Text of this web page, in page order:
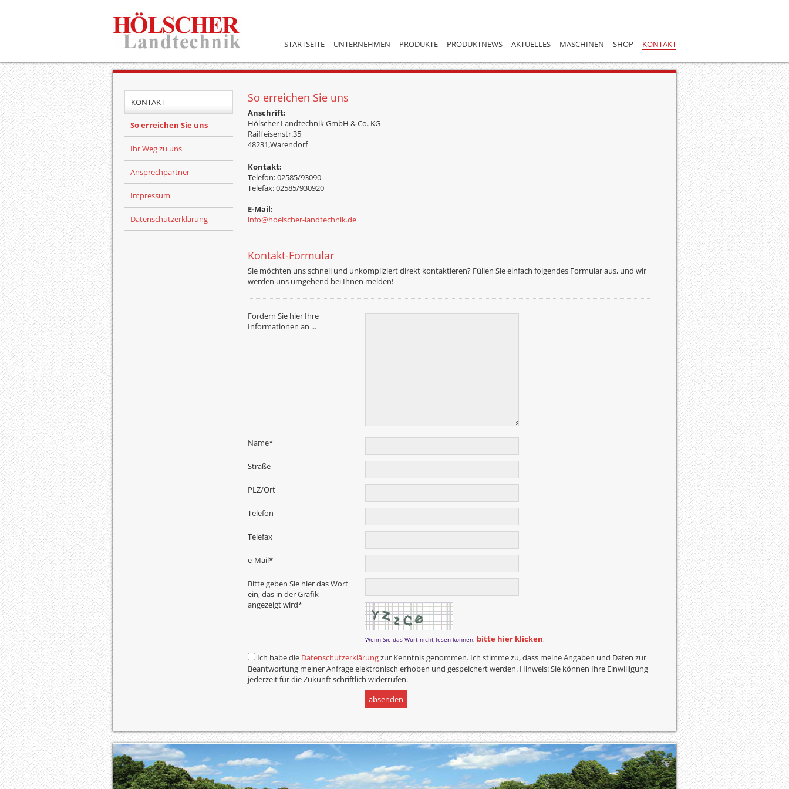
STARTSEITE UNTERNEHMEN PRODUKTE PRODUKTNEWS AKTUELLES MASCHINEN SHOP KONTAKT
So erreichen Sie uns
Anschrift:
Hölscher Landtechnik GmbH & Co. KG
Raiffeisenstr.35
48231,Warendorf
Kontakt:
Telefon: 02585/93090
Telefax: 02585/930920
E-Mail:
info@hoelscher-landtechnik.de
Kontakt-Formular
Sie möchten uns schnell und unkompliziert direkt kontaktieren? Füllen Sie einfach folgendes Formular aus, und wir
werden uns umgehend bei Ihnen melden!
Fordern Sie hier Ihre
Informationen an ...
Name*
Straße
PLZ/Ort
Telefon
Telefax
e-Mail*
Bitte geben Sie hier das Wort
ein, das in der Grafik
angezeigt wird*
Wenn Sie das Wort nicht lesen können, bitte hier klicken.
Ich habe die Datenschutzerklärungzur Kenntnis genommen. Ich stimme zu, dass meine Angaben und Daten zur
Beantwortung meiner Anfrage elektronisch erhoben und gespeichert werden. Hinweis: Sie können Ihre Einwilligung
jederzeit für die Zukunft schriftlich widerrufen.
KONTAKT
So erreichen Sie uns
Ihr Weg zu uns
Ansprechpartner
Impressum
Datenschutzerklärung